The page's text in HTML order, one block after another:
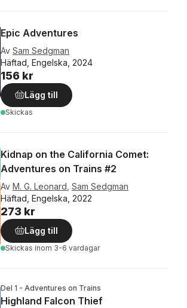
Epic Adventures
Av Sam Sedgman
Häftad, Engelska, 2024
156 kr
Lägg till
Skickas
Kidnap on the California Comet:
Adventures on Trains #2
Av M. G. Leonard Sam Sedgman
Häftad, Engelska, 2022
273 kr
Lägg till
Skickas inom 3-6 vardagar
Del 1 - Adventures on Trains
Highland Falcon Thief